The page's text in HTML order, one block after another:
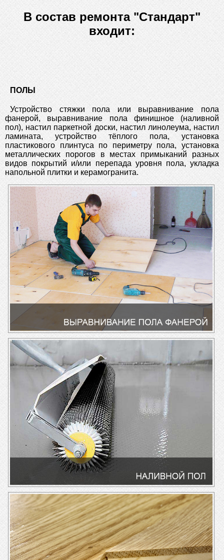
В состав ремонта "Стандарт"
входит:
ПОЛЫ
Устройство стяжки пола или выравнивание пола
фанерой, выравнивание пола финишное (наливной
пол), настил паркетной доски, настил линолеума, настил
ламината, устройство тёплого пола, установка
пластикового плинтуса по периметру пола, установка
металлических порогов в местах примыканий разных
видов покрытий и/или перепада уровня пола, укладка
напольной плитки и керамогранита.